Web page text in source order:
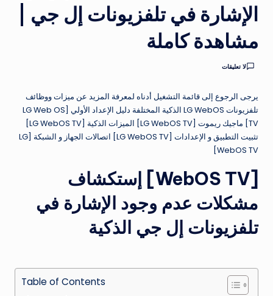
الإشارة في تلفزيونات إل جي |
مشاهدة كاملة
لا تعليقات
يرجى الرجوع إلى قائمة التشغيل أدناه لمعرفة المزيد عن ميزات ووظائف
تلفزيونات LG WebOS الذكية المختلفة دليل الإعداد الأولي [LG Web OS
تثبيت التطبيق و الإعدادات [LG WebOS TV] اتصالات الجهاز و الشبكة [LG
WebOS TV]
[WebOS TV] إستكشاف
مشكلات عدم وجود الإشارة في
تلفزيونات إل جي الذكية
Table of Contents